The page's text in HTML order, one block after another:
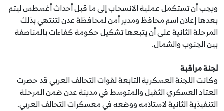
ويجب أن تستكمل عملية الانسحاب إلى ما قبل أحداث أغسطس ليتم
بعدها إعلان اسم محافظ ومدير أمن لمحافظة عدن لتنتهي بذلك
المرحلة الثانية على أن يتبعها تشكيل حكومة كفاءات بالمناصفة
بين الجنوب والشمال.
لجنة مراقبة
وكانت اللجنة العسكرية التابعة لقوات التحالف العربي قد حصرت
العتاد العسكري الثقيل والمتوسط في مدينة عدن ضمن المرحلة
التنفيذية الثانية لاستلامه ووضعه في معسكرات التحالف العربي.